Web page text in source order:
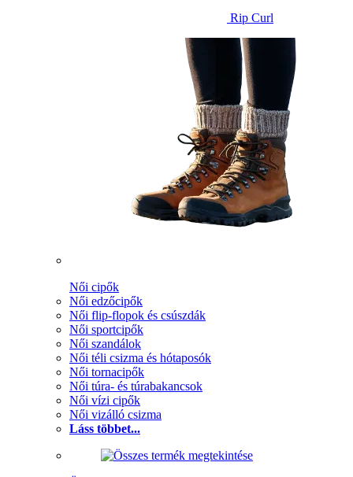
Rip Curl
Női cipők
Női edzőcipők
Női flip-flopok és csúszdák
Női sportcipők
Női szandálok
Női téli csizma és hótaposók
Női tornacipők
Női túra- és túrabakancsok
Női vízi cipők
Női vizálló csizma
Láss többet...